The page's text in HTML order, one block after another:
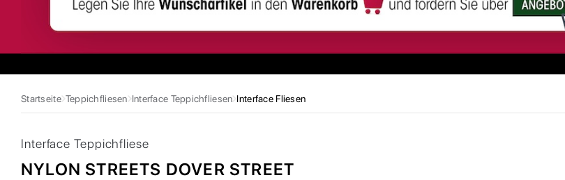
Startseite Teppichfliesen Interface Teppichfliesen Interface Fliesen
Interface Teppichfliese
NYLON STREETS DOVER STREET